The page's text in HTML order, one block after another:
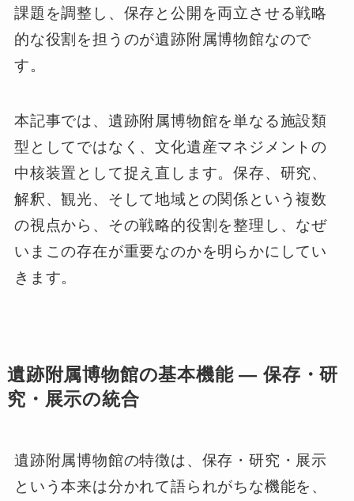
課題を調整し、保存と公開を両立させる戦略
的な役割を担うのが遺跡附属博物館なので
す。
本記事では、遺跡附属博物館を単なる施設類
型としてではなく、文化遺産マネジメントの
中核装置として捉え直します。保存、研究、
解釈、観光、そして地域との関係という複数
の視点から、その戦略的役割を整理し、なぜ
いまこの存在が重要なのかを明らかにしてい
きます。
遺跡附属博物館の基本機能 ― 保存・研
究・展示の統合
遺跡附属博物館の特徴は、保存・研究・展示
という本来は分かれて語られがちな機能を、